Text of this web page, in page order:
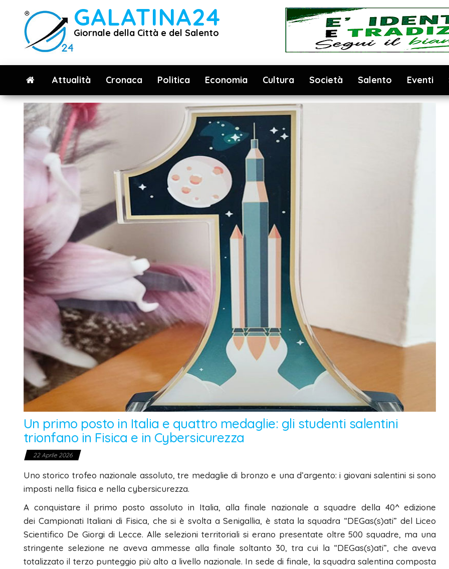
contenuto
GALATINA24
Giornale della Città e del Salento
Attualità Cronaca Politica Economia Cultura Società Salento Eventi
Un primo posto in Italia e quattro medaglie: gli studenti salentini
trionfano in Fisica e in Cybersicurezza
22 Aprile 2026
Uno storico trofeo nazionale assoluto, tre medaglie di bronzo e una d’argento: i giovani salentini si sono
imposti nella fisica e nella cybersicurezza.
A conquistare il primo posto assoluto in Italia, alla finale nazionale a squadre della 40^ edizione
dei Campionati Italiani di Fisica, che si è svolta a Senigallia, è stata la squadra “DEGas(s)ati” del Liceo
Scientifico De Giorgi di Lecce. Alle selezioni territoriali si erano presentate oltre 500 squadre, ma una
stringente selezione ne aveva ammesse alla finale soltanto 30, tra cui la “DEGas(s)ati”, che aveva
totalizzato il terzo punteggio più alto a livello nazionale. In sede di finale, la squadra salentina composta